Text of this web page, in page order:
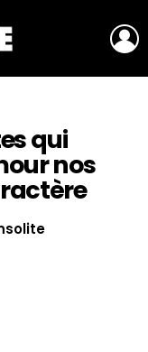
qui
nos